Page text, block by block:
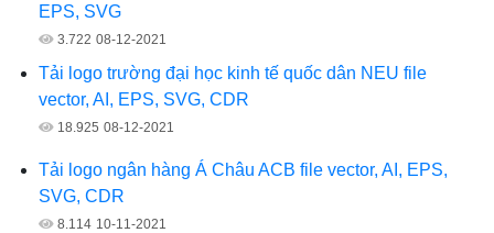
EPS, SVG
3.722 08-12-2021
Tải logo trường đại học kinh tế quốc dân NEU file
vector, AI, EPS, SVG, CDR
18.925 08-12-2021
Tải logo ngân hàng Á Châu ACB file vector, AI, EPS,
SVG, CDR
8.114 10-11-2021